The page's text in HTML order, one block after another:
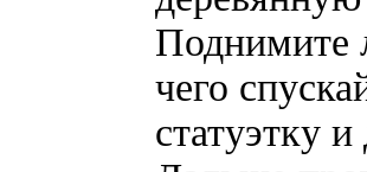
Поднимите
чего
статуэтку